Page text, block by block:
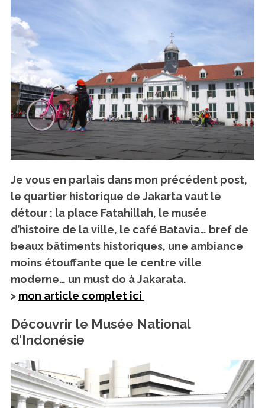
Je vous en parlais dans mon précédent post,
le quartier historique de Jakarta vaut le
détour: la place Fatahillah, le musée
d’histoire de la ville, le café Batavia… bref de
beaux bâtiments historiques, une ambiance
moins étouffante que le centre ville
moderne… un must do à Jakarata.
> mon article complet ici
Découvrir le Musée National
d’Indonésie